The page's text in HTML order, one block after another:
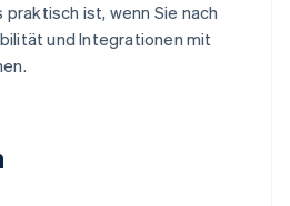
ist, wenn Sie nach
und Integrationen mit